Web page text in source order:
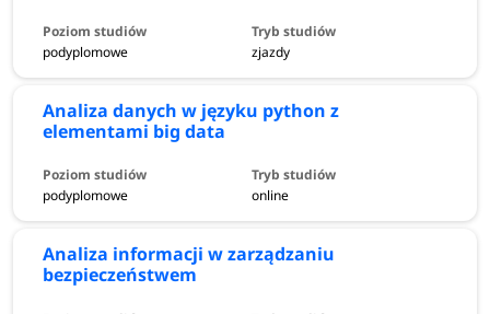
podyplomowe zjazdy
Analiza danych w języku python z
elementami big data
podyplomowe online
Analiza informacji w zarządzaniu
bezpieczeństwem